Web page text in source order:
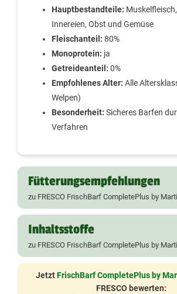
Hauptbestandteile:
Innereien, Obst und Gemüse
Fleischanteil: 80%
Monoprotein: ja
Getreideanteil: 0%
Empfohlenes Alter: Alle
Welpen)
Besonderheit: Sicheres Barfen
Verfahren
Fütterungsempfehlungen
zu FRESCO FrischBarf CompletePlus by
Gewicht KM**
kg
g/Tag
100-
Inhaltsstoffe
zu FRESCO FrischBarf CompletePlus by
Inhaltsstoffe
JetztFrischBarf CompletePlus by
FRESCO bewerten: